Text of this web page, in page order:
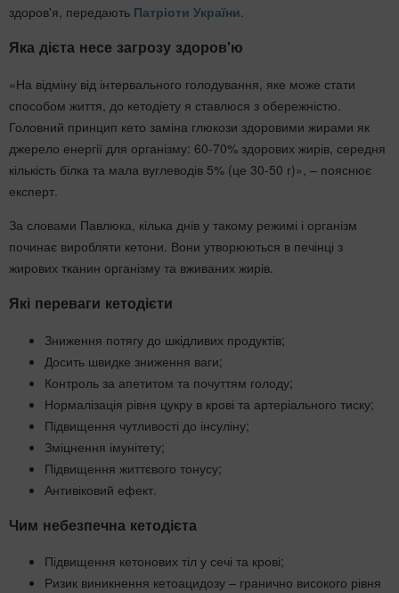
здоров'я, передають Патріоти України.
Яка дієта несе загрозу здоров'ю
«На відміну від інтервального голодування, яке може стати
способом життя, до кетодіету я ставлюся з обережністю.
Головний принцип кето заміна глюкози здоровими жирами як
джерело енергії для організму: 60-70% здорових жирів, середня
кількість білка та мала вуглеводів 5% (це 30-50 г)», – пояснює
експерт.
За словами Павлюка, кілька днів у такому режимі і організм
починає виробляти кетони. Вони утворюються в печінці з
жирових тканин організму та вживаних жирів.
Які переваги кетодієти
Зниження потягу до шкідливих продуктів;
Досить швидке зниження ваги;
Контроль за апетитом та почуттям голоду;
Нормалізація рівня цукру в крові та артеріального тиску;
Підвищення чутливості до інсуліну;
Зміцнення імунітету;
Підвищення життєвого тонусу;
Антивіковий ефект.
Чим небезпечна кетодієта
Підвищення кетонових тіл у сечі та крові;
Ризик виникнення кетоацидозу – гранично високого рівня